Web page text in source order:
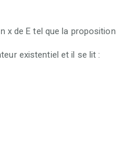
x de E tel que la
existentiel et il se lit :